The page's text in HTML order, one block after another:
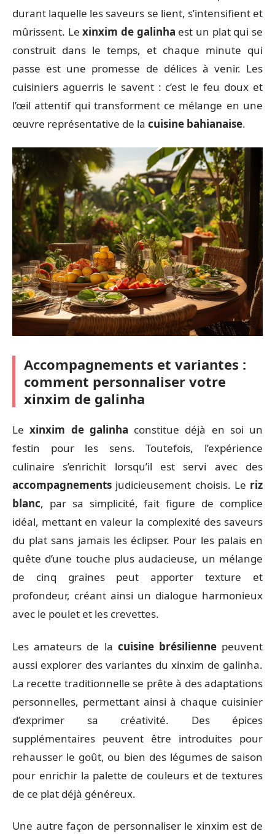
durant laquelle les saveurs se lient, s’intensifient et
mûrissent. Lexinxim de galinha est un plat qui se
construit dans le temps, et chaque minute qui
passe est une promesse de délices à venir. Les
cuisiniers aguerris le savent : c’est le feu doux et
l’œil attentif qui transforment ce mélange en une
œuvre représentative de la cuisine bahianaise.
Accompagnements et variantes :
comment personnaliser votre
xinxim de galinha
Lexinxim de galinha constitue déjà en soi un
festin pour les sens. Toutefois, l’expérience
culinaire s’enrichit lorsqu’il est servi avec des
accompagnements judicieusement choisis. Le riz
blanc, par sa simplicité, fait figure de complice
idéal, mettant en valeur la complexité des saveurs
du plat sans jamais les éclipser. Pour les palais en
quête d’une touche plus audacieuse, un mélange
de cinq graines peut apporter texture et
profondeur, créant ainsi un dialogue harmonieux
avec le poulet et les crevettes.
Les amateurs de la cuisine brésiliennepeuvent
aussi explorer des variantes du xinxim de galinha.
La recette traditionnelle se prête à des adaptations
personnelles, permettant ainsi à chaque cuisinier
d’exprimer sa créativité. Des épices
supplémentaires peuvent être introduites pour
rehausser le goût, ou bien des légumes de saison
pour enrichir la palette de couleurs et de textures
de ce plat déjà généreux.
Une autre façon de personnaliser le xinxim est de